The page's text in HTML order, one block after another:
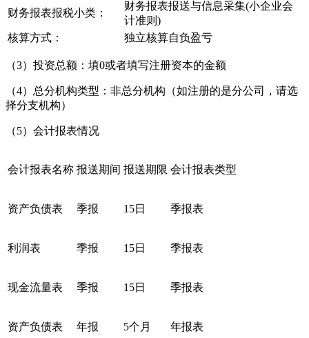
财务报表报税小类：
财务报表报送与信息采集(小企业会
计准则)
核算方式：
独立核算自负盈亏
（3）投资总额：填0或者填写注册资本的金额
（4）总分机构类型：非总分机构（如注册的是分公司，请选
择分支机构）
（5）会计报表情况
会计报表名称 报送期间 报送期限 会计报表类型
资产负债表 季报 15日 季报表
利润表 季报 15日 季报表
现金流量表 季报 15日 季报表
资产负债表 年报 5个月 年报表